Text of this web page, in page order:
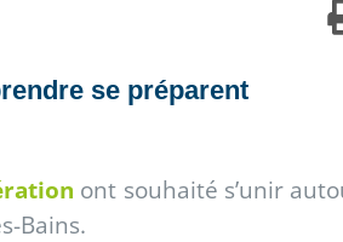
se préparent
ont souhaité s’unir
Bains.